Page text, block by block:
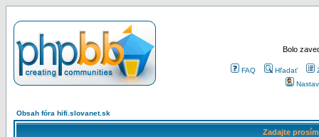
Bolo
FAQ Hľadať
Obsah fóra hifi.slovanet.sk
Zadajte